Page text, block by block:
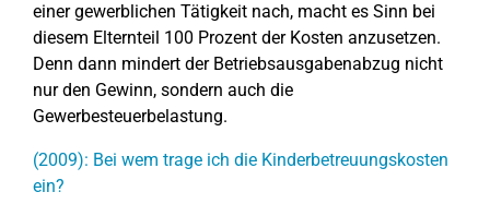
einer gewerblichen Tätigkeit nach, macht es Sinn bei
diesem Elternteil 100 Prozent der Kosten anzusetzen.
Denn dann mindert der Betriebsausgabenabzug nicht
nur den Gewinn, sondern auch die
Gewerbesteuerbelastung.
(2009): Bei wem trage ich die Kinderbetreuungskosten
ein?